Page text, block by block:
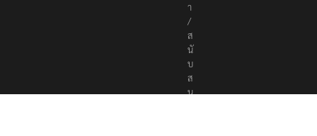
า
/
ส
นั
บ
ส
นุ